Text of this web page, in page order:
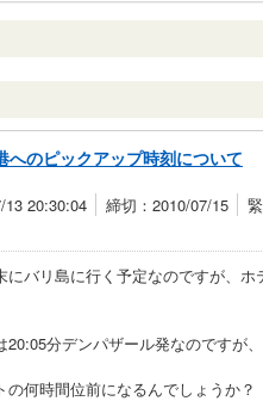
へのピックアップ時刻について
13 20:30:04
締切：2010/07/15
にバリ島に行く予定なのですが、
分デンパザール発なのですが
の何時間位前になるんでしょうか？